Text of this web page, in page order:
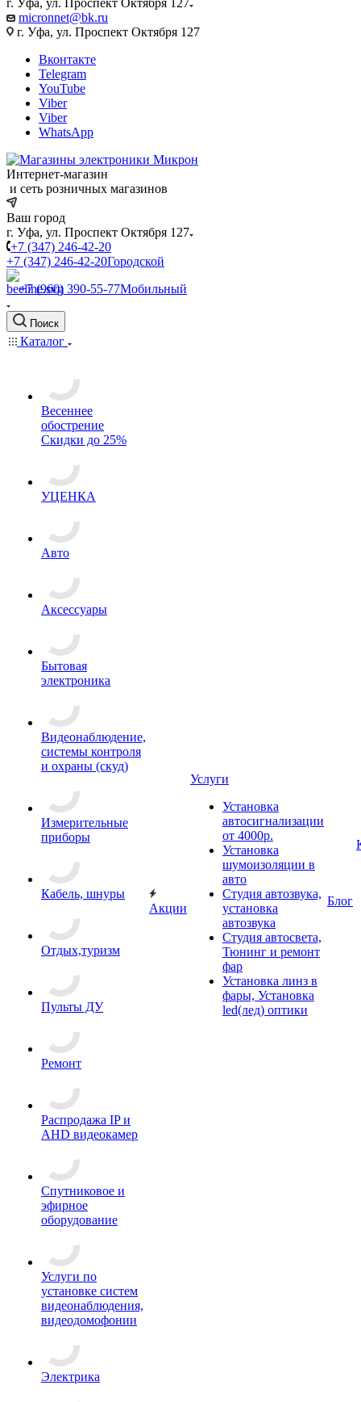
г. Уфа, ул. Проспект Октября 127
micronnet@bk.ru
г. Уфа, ул. Проспект Октября 127
Вконтакте
Telegram
YouTube
Viber
Viber
WhatsApp
Интернет-магазин
и сеть розничных магазинов
Ваш город
г. Уфа, ул. Проспект Октября 127
+7 (347) 246-42-20
+7 (347) 246-42-20Городской
+7 (960) 390-55-77Мобильный
Поиск
Каталог
Весеннее
обострение
Скидки до 25%
УЦЕНКА
Авто
Аксессуары
Бытовая
электроника
Видеонаблюдение,
системы контроля
и охраны (скуд)
Измерительные
приборы
Кабель, шнуры
Отдых,туризм
Пульты ДУ
Ремонт
Распродажа IP и
AHD видеокамер
Спутниковое и
эфирное
оборудование
Услуги по
установке систем
видеонаблюдения,
видеодомофонии
Электрика
Акции
Услуги
Установка
автосигнализации
от 4000р.
Установка
шумоизоляции в
авто
Студия автозвука,
установка
автозвука
Студия автосвета,
Тюнинг и ремонт
фар
Установка линз в
фары, Установка
led(лед) оптики
Блог